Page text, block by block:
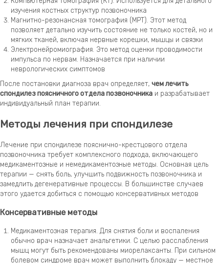
изучения костных структур позвоночника
Магнитно-резонансная томография (МРТ). Этот метод
позволяет детально изучить состояние не только костей, но и
мягких тканей, включая нервные корешки, мышцы и связки
Электронейромиография. Это метод оценки проводимости
импульса по нервам. Назначается при наличии
неврологических симптомов
После постановки диагноза врач определяет, чем лечить
спондилез поясничного отдела позвоночника и разрабатывает
индивидуальный план терапии.
Методы лечения при спондилезе
Лечение при спондилезе пояснично-крестцового отдела
позвоночника требует комплексного подхода, включающего
медикаментозные и немедикаментозные методы. Основная цель
терапии — снять боль, улучшить подвижность позвоночника и
замедлить дегенеративные процессы. В большинстве случаев
этого удается добиться с помощью консервативных методов
Консервативные методы
Медикаментозная терапия. Для снятия боли и воспаления
обычно врач назначает анальгетики. С целью расслабления
мышц могут быть рекомендованы миорелаксанты. При сильном
болевом синдроме врач может выполнить блокаду — местное